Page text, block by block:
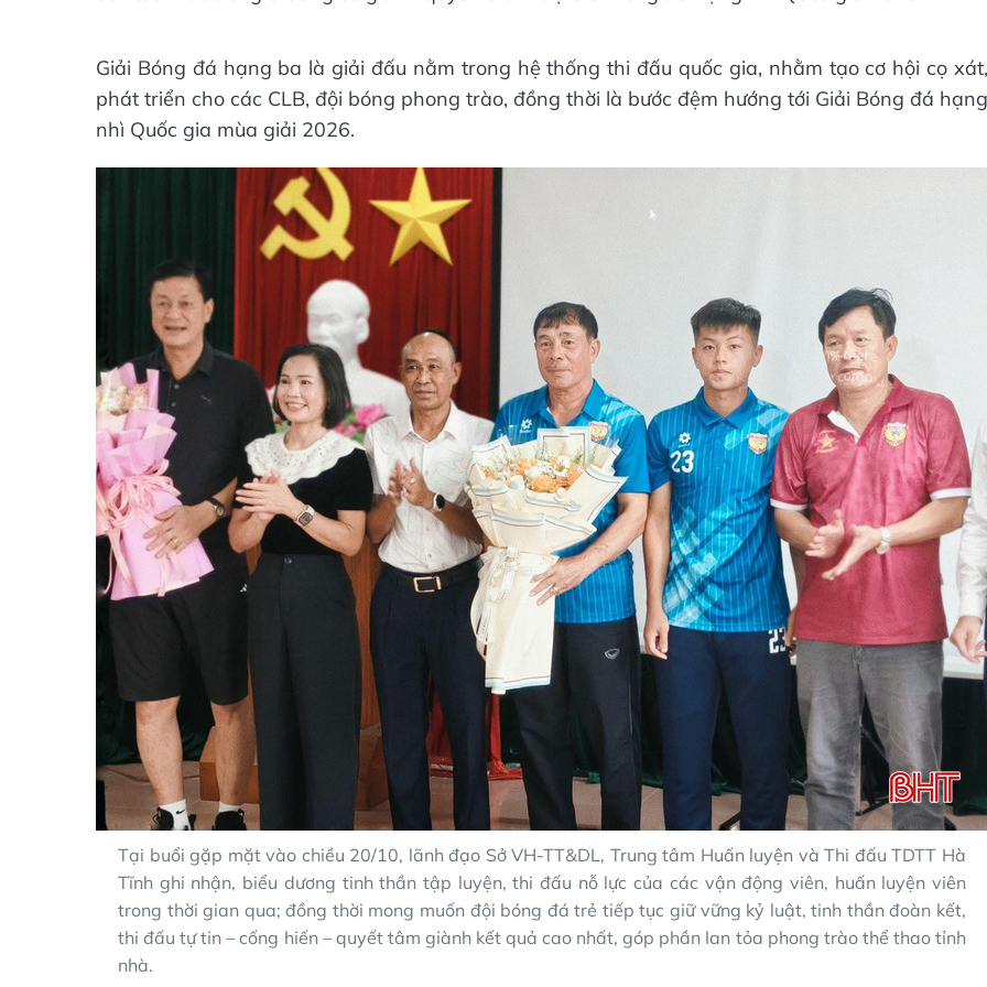
Giải Bóng đá hạng ba là giải đấu nằm trong hệ thống thi đấu quốc gia, nhằm tạo cơ hội cọ xát,
phát triển cho các CLB, đội bóng phong trào, đồng thời là bước đệm hướng tới Giải Bóng đá hạng
nhì Quốc gia mùa giải 2026.
Tại buổi gặp mặt vào chiều 20/10, lãnh đạo Sở VH-TT&DL, Trung tâm Huấn luyện và Thi đấu TDTT Hà
Tĩnh ghi nhận, biểu dương tinh thần tập luyện, thi đấu nỗ lực của các vận động viên, huấn luyện viên
trong thời gian qua; đồng thời mong muốn đội bóng đá trẻ tiếp tục giữ vững kỷ luật, tinh thần đoàn kết,
thi đấu tự tin – cống hiến – quyết tâm giành kết quả cao nhất, góp phần lan tỏa phong trào thể thao tỉnh
nhà.